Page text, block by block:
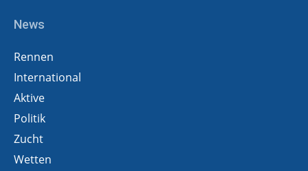
News
Rennen
International
Aktive
Politik
Zucht
Wetten